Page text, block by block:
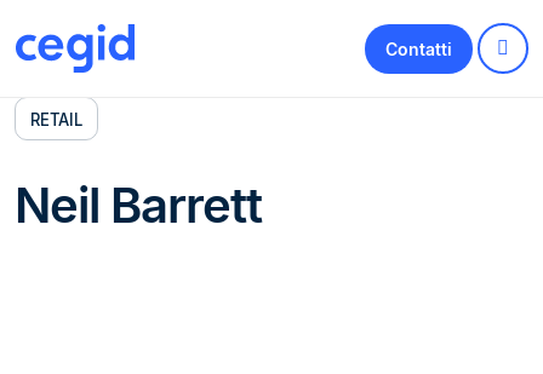
Contatti
RETAIL
Neil Barrett